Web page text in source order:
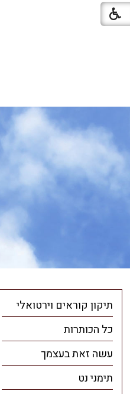
תיקון קוראים וירטואלי
כל הכותרות
עשה זאת בעצמך
תימני נט